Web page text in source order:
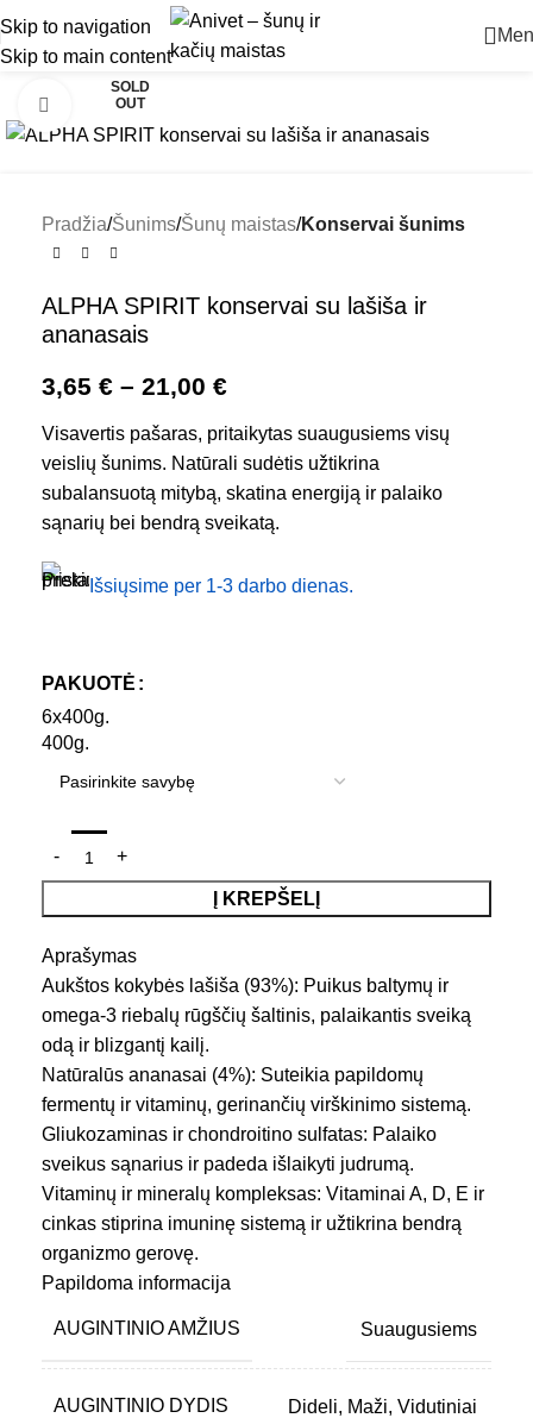
Skip to navigation
Skip to main content
SOLD
OUT
Padidinti
Pradžia Šunims Šunų maistas Konservai šunims
ALPHA SPIRIT konservai su lašiša ir
ananasais
3,65 € – 21,00 €
Visavertis pašaras, pritaikytas suaugusiems visų
veislių šunims. Natūrali sudėtis užtikrina
subalansuotą mitybą, skatina energiją ir palaiko
sąnarių bei bendrą sveikatą.
Išsiųsime per 1-3 darbo dienas.
PAKUOTĖ
6x400g.
400g.
Į KREPŠELĮ
Aprašymas
Aukštos kokybės lašiša (93%): Puikus baltymų ir
omega-3 riebalų rūgščių šaltinis, palaikantis sveiką
odą ir blizgantį kailį.
Natūralūs ananasai (4%): Suteikia papildomų
fermentų ir vitaminų, gerinančių virškinimo sistemą.
Gliukozaminas ir chondroitino sulfatas: Palaiko
sveikus sąnarius ir padeda išlaikyti judrumą.
Vitaminų ir mineralų kompleksas: Vitaminai A, D, E ir
cinkas stiprina imuninę sistemą ir užtikrina bendrą
organizmo gerovę.
Be dirbtinių priedų: Natūralūs ingredientai, be
nereikalingų dažiklių, kvapiųjų medžiagų ar
Šis pašaras yra skanus ir maistingas sprendimas
jūsų augintiniui, užtikrinantis sveikatą, energiją ir
Papildoma informacija
AUGINTINIO AMŽIUS Suaugusiems
AUGINTINIO DYDIS Dideli, Maži, Vidutiniai